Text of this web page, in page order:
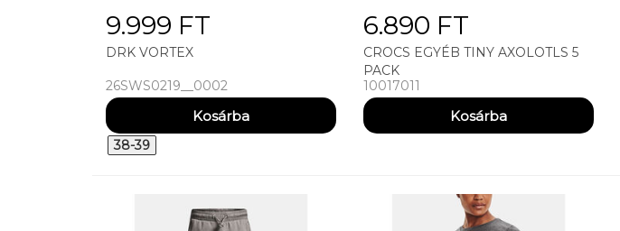
9.999 FT
DRK VORTEX
26SWS0219__0002
38-39
6.890 FT
CROCS EGYÉB TINY AXOLOTLS 5
PACK
10017011